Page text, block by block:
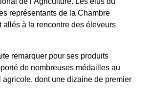
représentants de la Chambre
allés à la rencontre des éleveurs
remarquer pour ses produits
de nombreuses médailles au
agricole, dont une dizaine de premier